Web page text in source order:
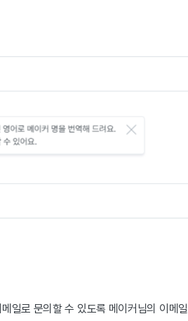
일로 문의할 수 있도록 메이커님의 이메